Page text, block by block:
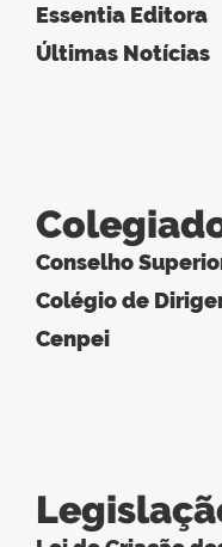
Essentia Editora
Últimas Notícias
Conselho
Colégio de
Cenpei